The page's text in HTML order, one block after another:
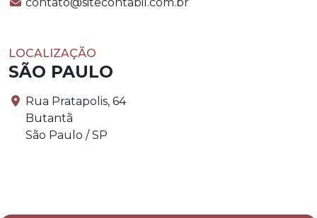
contato@sitecontabil.com.br
LOCALIZAÇÃO
SÃO PAULO
Rua Pratapolis, 64
Butantã
São Paulo / SP